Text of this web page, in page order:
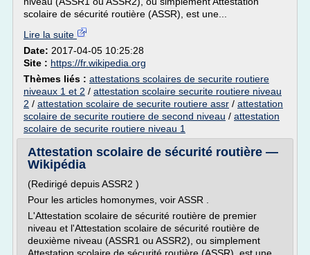
scolaire de sécurité routière (ASSR), est une...
Lire la suite
Date: 2017-04-05 10:25:28
Site : https://fr.wikipedia.org
Thèmes liés : attestations scolaires de securite routiere
niveaux 1 et 2 / attestation scolaire securite routiere niveau
2 / attestation scolaire de securite routiere assr / attestation
scolaire de securite routiere de second niveau / attestation
scolaire de securite routiere niveau 1
Attestation scolaire de sécurité routière —
Wikipédia
(Redirigé depuis ASSR2 )
Pour les articles homonymes, voir ASSR .
L'Attestation scolaire de sécurité routière de premier
niveau et l'Attestation scolaire de sécurité routière de
deuxième niveau (ASSR1 ou ASSR2), ou simplement